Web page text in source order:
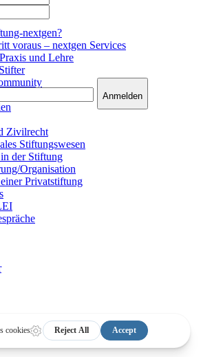
nextgen?
voraus – nextgen Services
und Lehre
Zivilrecht
Stiftungswesen
der Stiftung
Organisation
Privatstiftung